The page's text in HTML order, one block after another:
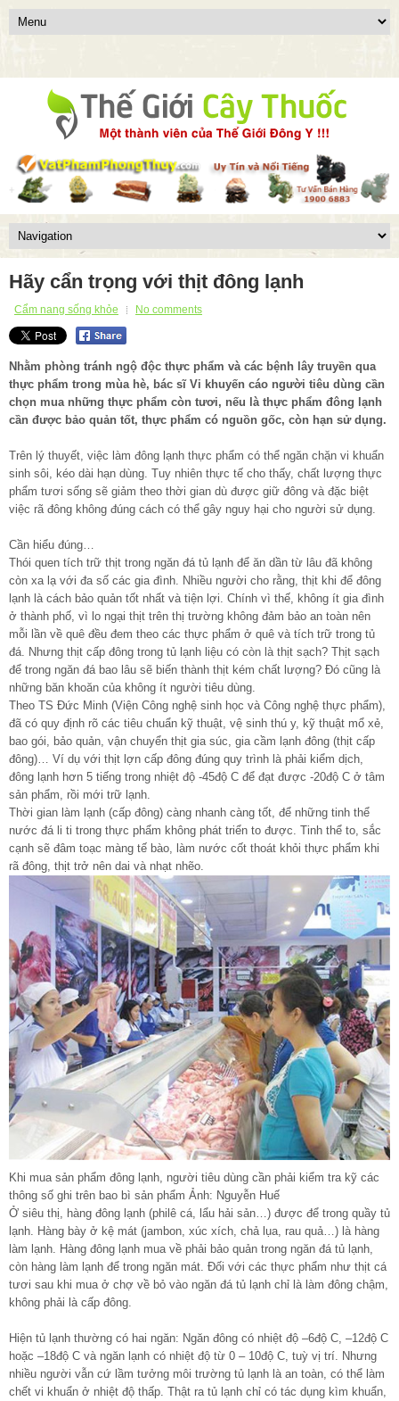
Hãy cẩn trọng với thịt đông lạnh
Cẩm nang sống khỏe No comments
Nhằm phòng tránh ngộ độc thực phẩm và các bệnh lây truyền qua
thực phẩm trong mùa hè, bác sĩ Vi khuyến cáo người tiêu dùng cần
chọn mua những thực phẩm còn tươi, nếu là thực phẩm đông lạnh
cần được bảo quản tốt, thực phẩm có nguồn gốc, còn hạn sử dụng.
Trên lý thuyết, việc làm đông lạnh thực phẩm có thể ngăn chặn vi khuẩn
sinh sôi, kéo dài hạn dùng. Tuy nhiên thực tế cho thấy, chất lượng thực
phẩm tươi sống sẽ giảm theo thời gian dù được giữ đông và đặc biệt
việc rã đông không đúng cách có thể gây nguy hại cho người sử dụng.
Cần hiểu đúng…
Thói quen tích trữ thịt trong ngăn đá tủ lạnh để ăn dần từ lâu đã không
còn xa lạ với đa số các gia đình. Nhiều người cho rằng, thịt khi để đông
lạnh là cách bảo quản tốt nhất và tiện lợi. Chính vì thế, không ít gia đình
ở thành phố, vì lo ngại thịt trên thị trường không đảm bảo an toàn nên
mỗi lần về quê đều đem theo các thực phẩm ở quê và tích trữ trong tủ
đá. Nhưng thịt cấp đông trong tủ lạnh liệu có còn là thịt sạch? Thịt sạch
để trong ngăn đá bao lâu sẽ biến thành thịt kém chất lượng? Đó cũng là
những băn khoăn của không ít người tiêu dùng.
Theo TS Đức Minh (Viện Công nghệ sinh học và Công nghệ thực phẩm),
đã có quy định rõ các tiêu chuẩn kỹ thuật, vệ sinh thú y, kỹ thuật mổ xẻ,
bao gói, bảo quản, vận chuyển thịt gia súc, gia cầm lạnh đông (thịt cấp
đông)… Ví dụ với thịt lợn cấp đông đúng quy trình là phải kiểm dịch,
đông lạnh hơn 5 tiếng trong nhiệt độ -45độ C để đạt được -20độ C ở tâm
sản phẩm, rồi mới trữ lạnh.
Thời gian làm lạnh (cấp đông) càng nhanh càng tốt, để những tinh thể
nước đá li ti trong thực phẩm không phát triển to được. Tinh thể to, sắc
cạnh sẽ đâm toạc màng tế bào, làm nước cốt thoát khỏi thực phẩm khi
rã đông, thịt trở nên dai và nhạt nhẽo.
Khi mua sản phẩm đông lạnh, người tiêu dùng cần phải kiểm tra kỹ các
thông số ghi trên bao bì sản phẩm Ảnh: Nguyễn Huế
Ở siêu thị, hàng đông lạnh (philê cá, lẩu hải sản…) được để trong quầy tủ
lạnh. Hàng bày ở kệ mát (jambon, xúc xích, chả lụa, rau quả…) là hàng
làm lạnh. Hàng đông lạnh mua về phải bảo quản trong ngăn đá tủ lạnh,
còn hàng làm lạnh để trong ngăn mát. Đối với các thực phẩm như thịt cá
tươi sau khi mua ở chợ về bỏ vào ngăn đá tủ lạnh chỉ là làm đông chậm,
không phải là cấp đông.
Hiện tủ lạnh thường có hai ngăn: Ngăn đông có nhiệt độ –6độ C, –12độ C
hoặc –18độ C và ngăn lạnh có nhiệt độ từ 0 – 10độ C, tuỳ vị trí. Nhưng
nhiều người vẫn cứ lầm tưởng môi trường tủ lạnh là an toàn, có thể làm
chết vi khuẩn ở nhiệt độ thấp. Thật ra tủ lạnh chỉ có tác dụng kìm khuẩn,